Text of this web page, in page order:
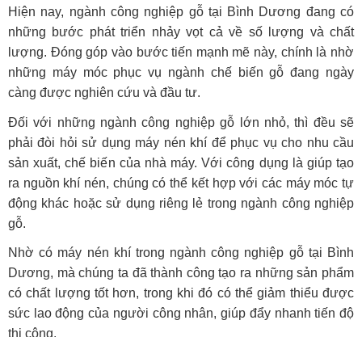
Hiện nay, ngành công nghiệp gỗ tại Bình Dương đang có
những bước phát triển nhảy vọt cả về số lượng và chất
lượng. Đóng góp vào bước tiến mạnh mẽ này, chính là nhờ
những máy móc phục vụ ngành chế biến gỗ đang ngày
càng được nghiên cứu và đầu tư.
Đối với những ngành công nghiệp gỗ lớn nhỏ, thì đều sẽ
phải đòi hỏi sử dụng máy nén khí để phục vụ cho nhu cầu
sản xuất, chế biến của nhà máy. Với công dụng là giúp tạo
ra nguồn khí nén, chúng có thể kết hợp với các máy móc tự
động khác hoặc sử dụng riêng lẻ trong ngành công nghiệp
gỗ.
Nhờ có máy nén khí trong ngành công nghiệp gỗ tại Bình
Dương, mà chúng ta đã thành công tạo ra những sản phẩm
có chất lượng tốt hơn, trong khi đó có thể giảm thiểu được
sức lao động của người công nhân, giúp đẩy nhanh tiến độ
thi công.